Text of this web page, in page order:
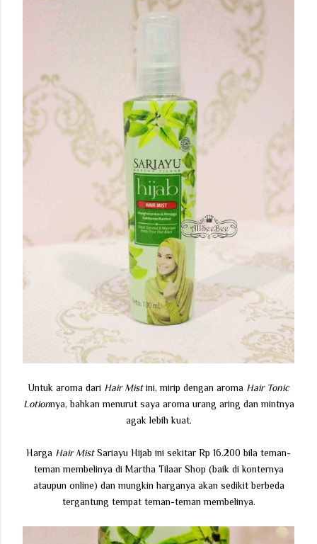
Untuk aroma dari Hair Mistini, mirip dengan aroma Hair Tonic
Lotionnya, bahkan menurut saya aroma urang aring dan mintnya
agak lebih kuat.
Harga Hair MistSariayu Hijab ini sekitar Rp 16.200 bila teman-
teman membelinya di Martha Tilaar Shop (baik di konternya
ataupun online) dan mungkin harganya akan sedikit berbeda
tergantung tempat teman-teman membelinya.